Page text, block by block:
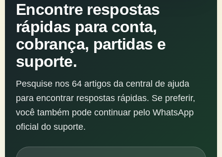
Encontre respostas
rápidas para conta,
cobrança, partidas e
suporte.
Pesquise nos 64 artigos da central de ajuda
para encontrar respostas rápidas. Se preferir,
você também pode continuar pelo WhatsApp
oficial do suporte.